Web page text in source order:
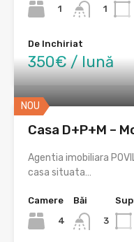
1
1
De Inchiriat
350€ / lună
NOU
Casa D+P+M –
Agentia imobiliara
casa situata…
Camere
4
Băi
3